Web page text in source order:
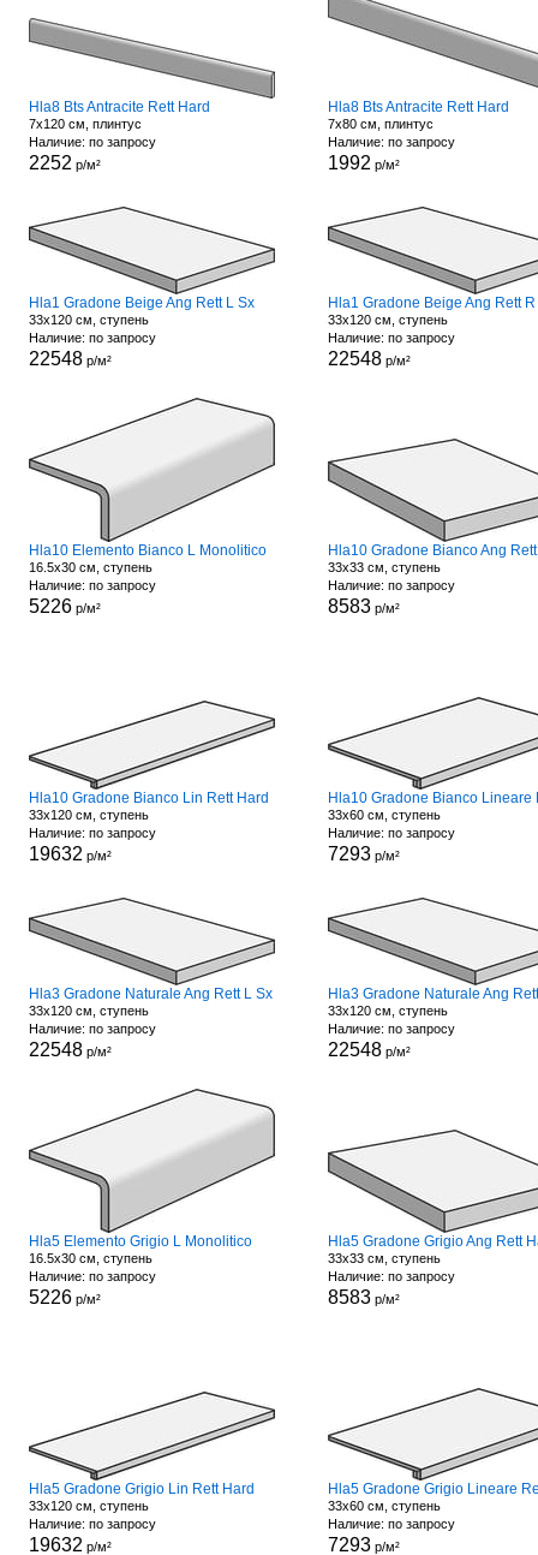
Hla8 Bts Antracite Rett Hard
7x120 см, плинтус
Наличие: по запросу
2252 р/м²
Hla8 Bts Antracite Rett Hard
7x80 см, плинтус
Наличие: по запросу
1992 р/м²
Hla1 Gradone Beige Ang Rett L Sx
33x120 см, ступень
Наличие: по запросу
22548р/м²
Hla1 Gradone Beige Ang Rett
33x120 см, ступень
Наличие: по запросу
22548р/м²
Hla10 Elemento Bianco L Monolitico
16.5x30 см, ступень
Наличие: по запросу
5226р/м²
Hla10 Gradone Bianco Ang
33x33 см, ступень
Наличие: по запросу
8583р/м²
Hla10 Gradone Bianco Lin Rett Hard
33x120 см, ступень
Наличие: по запросу
19632 р/м²
33x60 см, ступень
Наличие: по запросу
7293р/м²
Hla3 Gradone Naturale Ang Rett L Sx
33x120 см, ступень
Наличие: по запросу
22548р/м²
33x120 см, ступень
Наличие: по запросу
22548р/м²
Hla5 Elemento Grigio L Monolitico
16.5x30 см, ступень
Наличие: по запросу
5226р/м²
Hla5 Gradone Grigio Ang Rett
33x33 см, ступень
Наличие: по запросу
8583р/м²
Hla5 Gradone Grigio Lin Rett Hard
33x120 см, ступень
Наличие: по запросу
19632 р/м²
33x60 см, ступень
Наличие: по запросу
7293р/м²